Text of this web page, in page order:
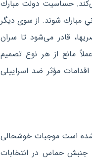
حساسیت دولت مبارك
مبارك شوند. از سوی دیگر
قادر می‌شود تا سران
مانع از هر نوع تصمیم
مؤثر ضد اسراییلی
دولت شده است موجبات خوشحالی
چرا كه دولت مبارك بویژه طی ۵ سال گذشته كه جنبش حماس در انتخابات